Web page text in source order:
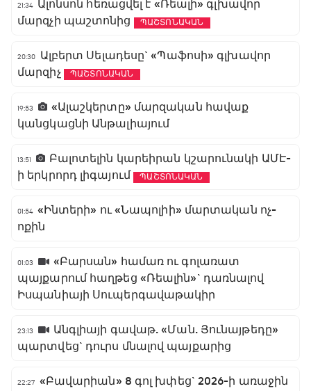
21:34 Ալոնսոն հեռացվել է «Ռեալի» գլխավոր
մարզչի պաշտոնից
ՊԱՇՏՈՆԱԿԱՆ
20:30
Ալբերտ Սելադեսը` «Պաֆոսի» գլխավոր
մարզիչ
ՊԱՇՏՈՆԱԿԱՆ
19:53
«Ալաշկերտը» մարզական հավաք
կանցկացնի Անթալիայում
13:51
Բալոտելին կարեիրան կշարունակի ԱՄԷ-
ի երկրորդ լիգայում
ՊԱՇՏՈՆԱԿԱՆ
01:54 «Ինտերի» ու «Նապոլիի» մարտական ոչ-
ոքին
01:03
«Բարսան» համառ ու գոլառատ
պայքարում հաղթեց «Ռեալին»` դառնալով
Իսպանիայի Սուպերգավաթակիր
23:13
Անգլիայի գավաթ. «Ման. Յունայթեդը»
պարտվեց` դուրս մնալով պայքարից
22:27 «Բավարիան» 8 գոլ խփեց` 2026-ի առաջին